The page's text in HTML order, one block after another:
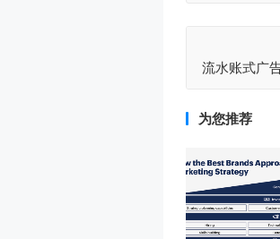
流水账式广
为您推荐